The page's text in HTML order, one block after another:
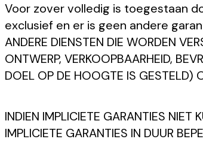
Voor zover volledig is toegestaan
exclusief en er is geen andere
ANDERE DIENSTEN DIE WORDEN
ONTWERP, VERKOOPBAARHEID,
DOEL OP DE HOOGTE IS GESTELD)
INDIEN IMPLICIETE GARANTIES NIET
IMPLICIETE GARANTIES IN DUUR